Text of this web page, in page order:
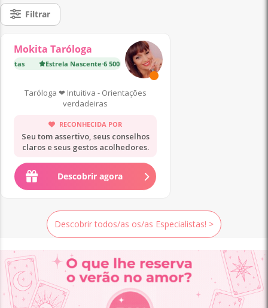
Filtrar
Mokita Taróloga
Estrela Nascente·6 500 Consultas
Taróloga ❤ Intuitiva - Orientações
verdadeiras
RECONHECIDA POR
Seu tom assertivo, seus conselhos
claros e seus gestos acolhedores.
Descobrir agora
Descobrir todos/as os/as Especialistas! >